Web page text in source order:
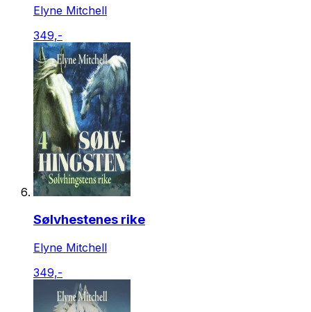
Elyne Mitchell
349,-
Sølvhestenes rike
Elyne Mitchell
349,-